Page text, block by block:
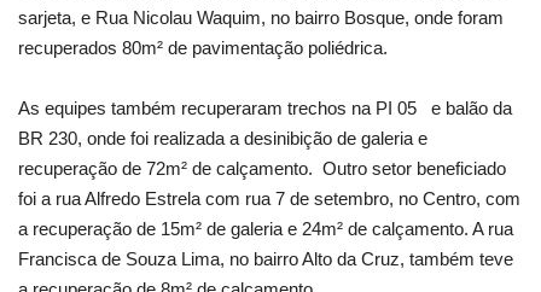
sarjeta, e Rua Nicolau Waquim, no bairro Bosque, onde foram
recuperados 80m² de pavimentação poliédrica.
As equipes também recuperaram trechos na PI 05 e balão da
BR 230, onde foi realizada a desinibição de galeria e
recuperação de 72m² de calçamento. Outro setor beneficiado
foi a rua Alfredo Estrela com rua 7 de setembro, no Centro, com
a recuperação de 15m² de galeria e 24m² de calçamento. A rua
Francisca de Souza Lima, no bairro Alto da Cruz, também teve